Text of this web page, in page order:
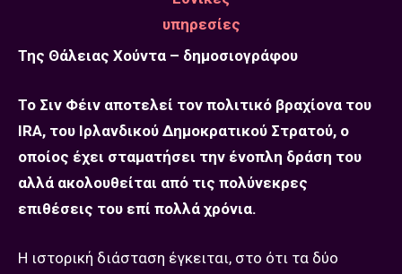
Της Θάλειας Χούντα – δημοσιογράφου
Το Σιν Φέιν αποτελεί τον πολιτικό βραχίονα του
ΙRΑ, του Ιρλανδικού Δημοκρατικού Στρατού, ο
οποίος έχει σταματήσει την ένοπλη δράση του
αλλά ακολουθείται από τις πολύνεκρες
επιθέσεις του επί πολλά χρόνια.
Η ιστορική διάσταση έγκειται, στο ότι τα δύο